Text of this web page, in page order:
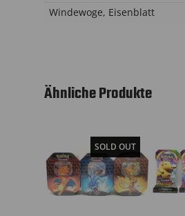
Windewoge, Eisenblatt
Ähnliche Produkte
SOLD OUT